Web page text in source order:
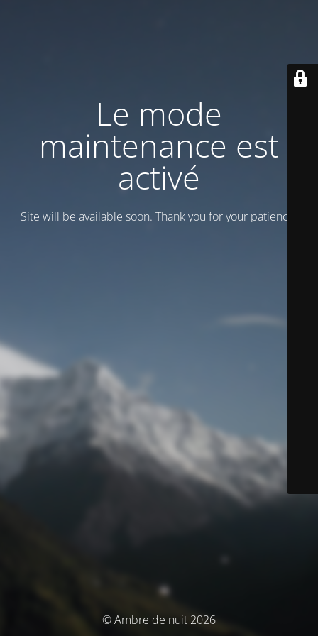
Le mode
maintenance est
activé
Site will be available soon. Thank you for your patience!
© Ambre de nuit 2026